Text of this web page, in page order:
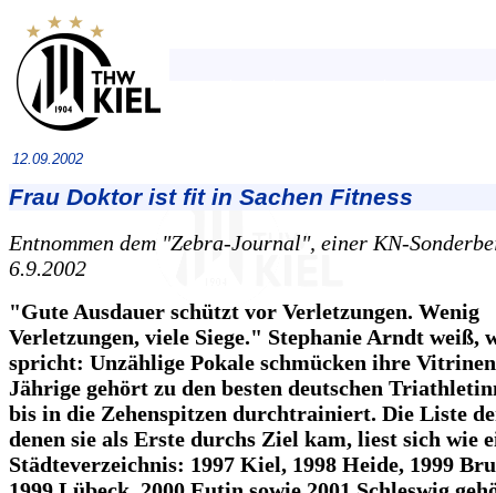
12.09.2002
Frau Doktor ist fit in Sachen Fitness
Entnommen dem "Zebra-Journal", einer KN-
6.9.2002
"Gute Ausdauer schützt vor Verletzungen. Wenig
Verletzungen, viele Siege." Stephanie Arndt weiß,
spricht: Unzählige Pokale schmücken ihre
Jährige gehört zu den besten deutschen
bis in die Zehenspitzen durchtrainiert. Die Liste
denen sie als Erste durchs Ziel kam, liest sich wie
Städteverzeichnis: 1997 Kiel, 1998 Heide, 1999